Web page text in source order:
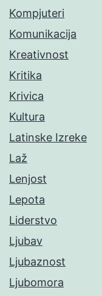
Kompjuteri
Komunikacija
Kreativnost
Kritika
Krivica
Kultura
Latinske Izreke
Laž
Lenjost
Lepota
Liderstvo
Ljubav
Ljubaznost
Ljubomora